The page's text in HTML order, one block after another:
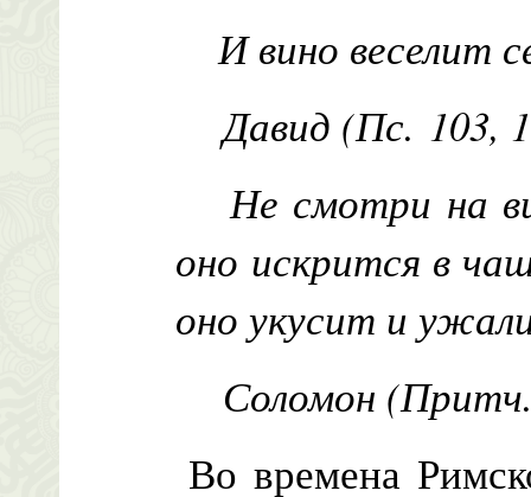
И вино веселит
Давид (Пс. 103,
Не смотри на
оно искрится в
оно укусит и
Соломон
Во времена